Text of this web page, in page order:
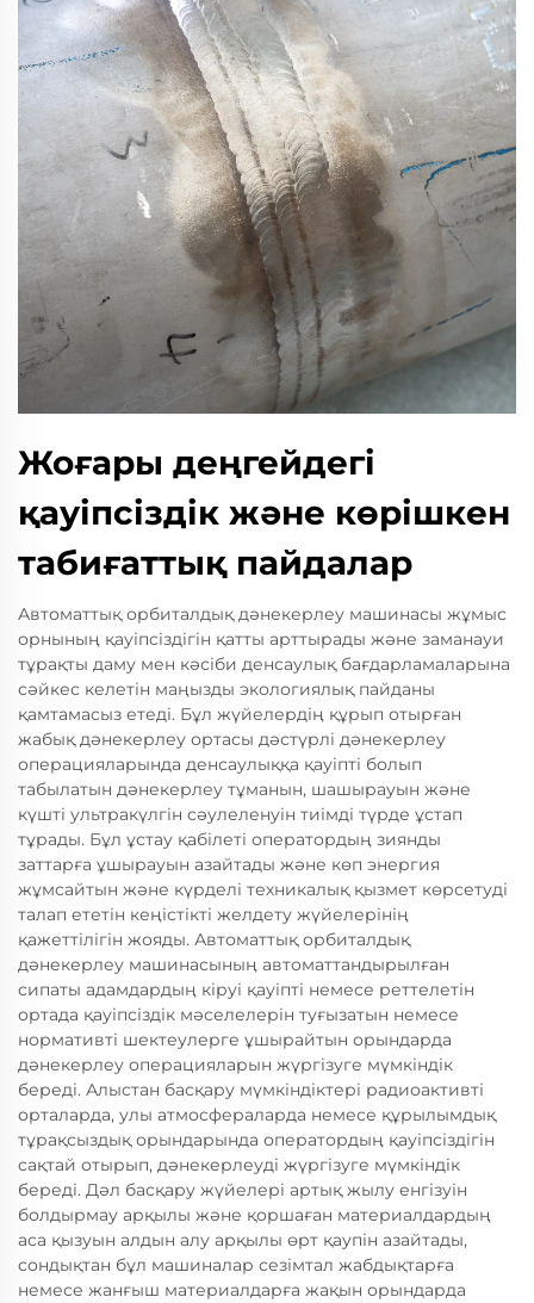
Жоғары деңгейдегі
қауіпсіздік және көрішкен
табиғаттық пайдалар
Автоматтық орбиталдық дәнекерлеу машинасы жұмыс
орнының қауіпсіздігін қатты арттырады және заманауи
тұрақты даму мен кәсіби денсаулық бағдарламаларына
сәйкес келетін маңызды экологиялық пайданы
қамтамасыз етеді. Бұл жүйелердің құрып отырған
жабық дәнекерлеу ортасы дәстүрлі дәнекерлеу
операцияларында денсаулыққа қауіпті болып
табылатын дәнекерлеу тұманын, шашырауын және
күшті ультракүлгін сәулеленуін тиімді түрде ұстап
тұрады. Бұл ұстау қабілеті оператордың зиянды
заттарға ұшырауын азайтады және көп энергия
жұмсайтын және күрделі техникалық қызмет көрсетуді
талап ететін кеңістікті желдету жүйелерінің
қажеттілігін жояды. Автоматтық орбиталдық
дәнекерлеу машинасының автоматтандырылған
сипаты адамдардың кіруі қауіпті немесе реттелетін
ортада қауіпсіздік мәселелерін туғызатын немесе
нормативті шектеулерге ұшырайтын орындарда
дәнекерлеу операцияларын жүргізуге мүмкіндік
береді. Алыстан басқару мүмкіндіктері радиоактивті
орталарда, улы атмосфераларда немесе құрылымдық
тұрақсыздық орындарында оператордың қауіпсіздігін
сақтай отырып, дәнекерлеуді жүргізуге мүмкіндік
береді. Дәл басқару жүйелері артық жылу енгізуін
болдырмау арқылы және қоршаған материалдардың
аса қызуын алдын алу арқылы өрт қаупін азайтады,
сондықтан бұл машиналар сезімтал жабдықтарға
немесе жанғыш материалдарға жақын орындарда